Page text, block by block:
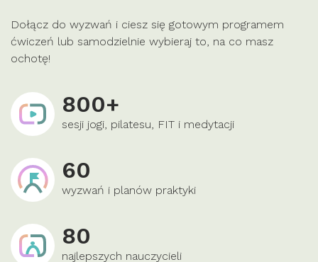
Dołącz do wyzwań i ciesz się gotowym programem
ćwiczeń lub samodzielnie wybieraj to, na co masz
ochotę!
800+
sesji jogi, pilatesu, FIT i medytacji
60
wyzwań i planów praktyki
80
najlepszych nauczycieli